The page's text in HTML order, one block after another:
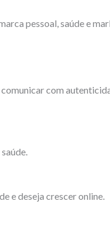
pessoal, saúde e
com
e deseja crescer online.